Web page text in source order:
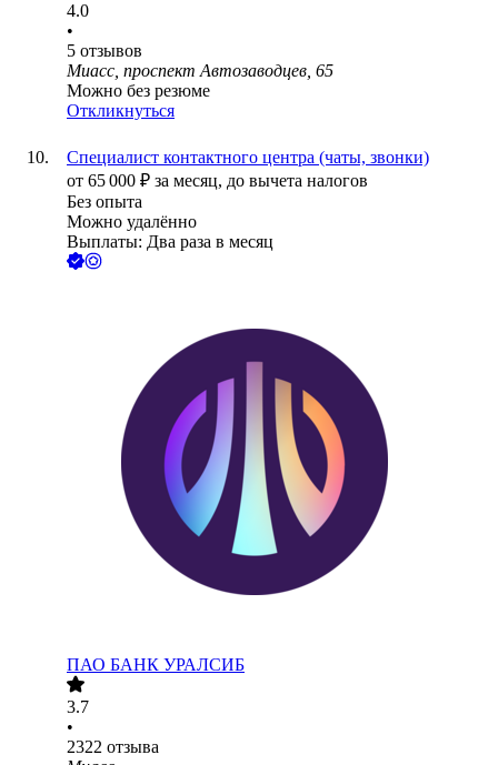
4.0
•
5 отзывов
Миасс, проспект Автозаводцев, 65
Можно без резюме
Откликнуться
Специалист контактного центра (чаты, звонки)
от 65 000 ₽ за месяц, до вычета налогов
Без опыта
Можно удалённо
Выплаты: Два раза в месяц
ПАО БАНК УРАЛСИБ
3.7
•
2322 отзыва